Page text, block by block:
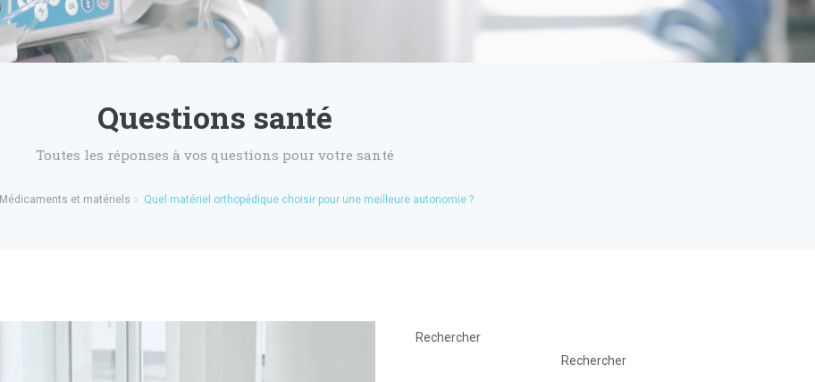
Questions santé
Toutes les réponses à vos questions pour votre santé
Médicaments et matériels Quel matériel orthopédique choisir pour une meilleure autonomie ?
Rechercher
Rechercher